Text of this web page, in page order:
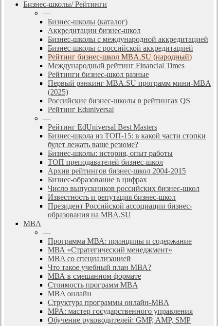
Бизнес-школы/ Рейтинги
—
Бизнес-школы (каталог)
Аккредитации бизнес-школ
Бизнес-школы с международной аккредитацией
Бизнес-школы с российской аккредитацией
Рейтинг бизнес-школ MBA.SU (народный)
Международный рейтинг Financial Times
Рейтинги бизнес-школ разные
Первый рэнкинг MBA.SU программ мини-MBA
(2025)
Российские бизнес-школы в рейтингах QS
Рейтинг Eduniversal
—
Рейтинг EdUniversal Best Masters
Бизнес-школа из ТОП-15: в какой части стопки
будет лежать ваше резюме?
Бизнес-школы: история, опыт работы
ТОП преподавателей бизнес-школ
Архив рейтингов бизнес-школ 2004-2015
Бизнес-образование в цифрах
Число выпускников российских бизнес-школ
Известность и репутация бизнес-школ
Президент Российской ассоциации бизнес-
образования на MBA.SU
MBA
—
Программа МВА: принципы и содержание
МВА «Cтратегический менеджмент»
MBA со специализацией
Что такое учебный план МВА?
МВА в смешанном формате
Стоимость программ MBA
MBA онлайн
Cтруктура программы онлайн-MBA
MPA: мастер государственного управления
Обучение руководителей: GMP, AMP, SMP